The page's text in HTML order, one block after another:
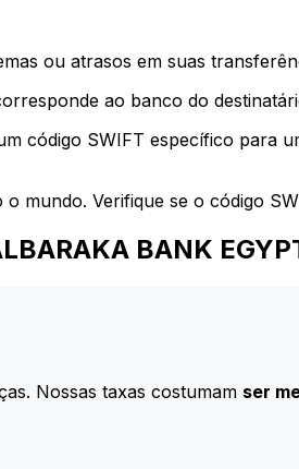
ou atrasos em suas
ao banco do
código SWIFT específico para
mundo. Verifique se o código
BANK
Nossas taxas costumam ser